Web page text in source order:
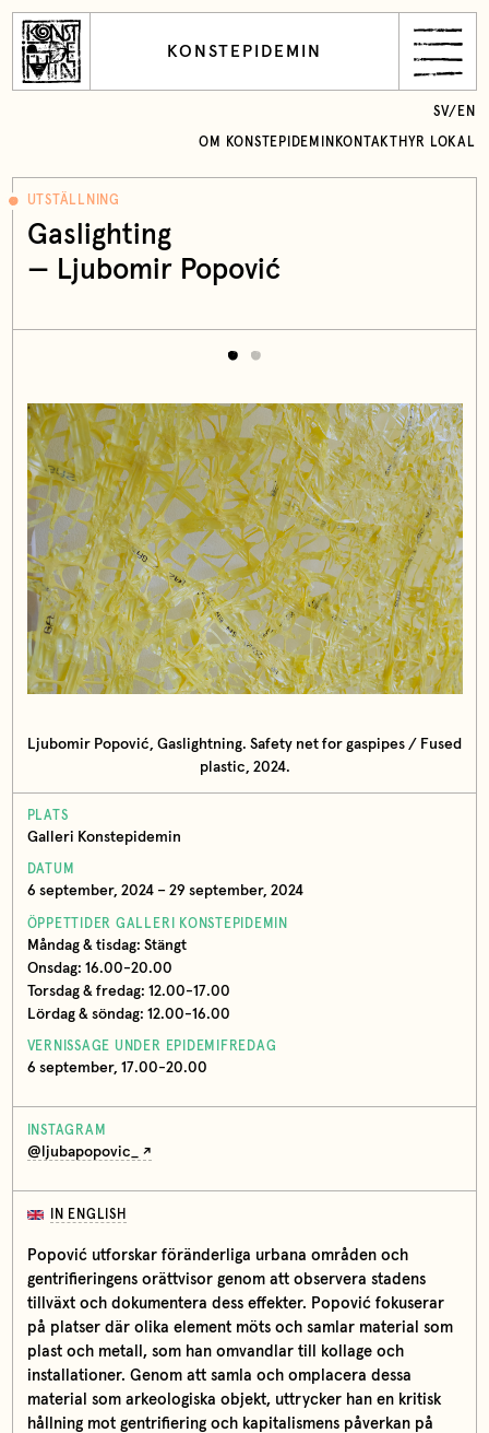
KONSTEPIDEMIN
OM KONSTEPIDEMIN KONTAKT HYR LOKAL
SV/ EN
UTSTÄLLNING
Gaslighting
— Ljubomir Popović
Ljubomir Popović, Gaslightning. Safety net for gaspipes / Fused
plastic, 2024.
PLATS
Galleri Konstepidemin
DATUM
6 september, 2024 – 29 september, 2024
ÖPPETTIDER GALLERI KONSTEPIDEMIN
Måndag & tisdag: Stängt
Onsdag: 16.00-20.00
Torsdag & fredag: 12.00-17.00
Lördag & söndag: 12.00-16.00
VERNISSAGE UNDER EPIDEMIFREDAG
6 september, 17.00-20.00
INSTAGRAM
@ljubapopovic_
IN ENGLISH
Popović utforskar föränderliga urbana områden och
gentrifieringens orättvisor genom att observera stadens
tillväxt och dokumentera dess effekter. Popović fokuserar
på platser där olika element möts och samlar material som
plast och metall, som han omvandlar till kollage och
installationer. Genom att samla och omplacera dessa
material som arkeologiska objekt, uttrycker han en kritisk
hållning mot gentrifiering och kapitalismens påverkan på